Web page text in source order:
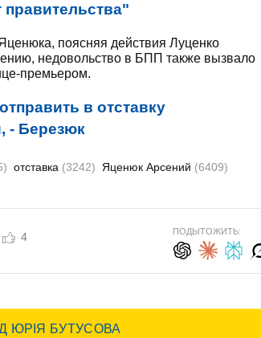
правительства"
поясняя действия Луценко
недовольство в БПП также вызвало
премьером.
в отставку
- Березюк
отставка (3242) Яценюк Арсений (6409)
4 ПОДЫТОЖИТЬ: